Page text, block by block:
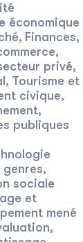
économique
, Finances,
,
privé,
, Tourisme et
civique,
,
publiques
genres,
sociale
et
mené